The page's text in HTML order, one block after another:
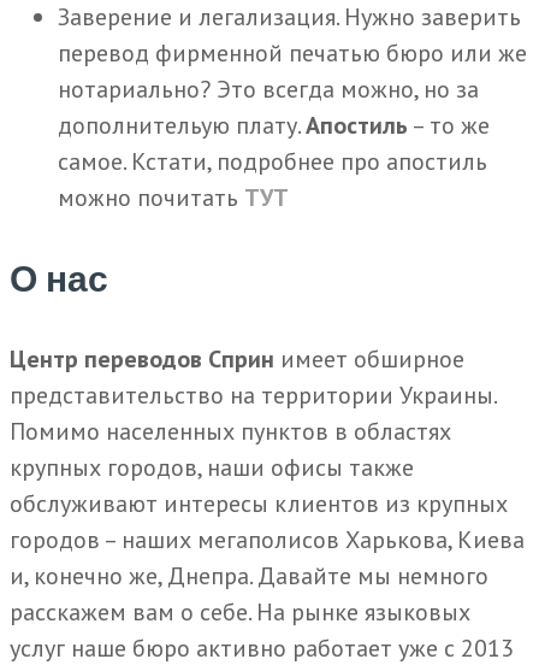
Заверение и легализация. Нужно заверить
перевод фирменной печатью бюро или же
нотариально? Это всегда можно, но за
дополнительую плату.Апостиль – то же
самое. Кстати, подробнее про апостиль
можно почитать ТУТ
О нас
Центр переводов Сприн имеет обширное
представительство на территории Украины.
Помимо населенных пунктов в областях
крупных городов, наши офисы также
обслуживают интересы клиентов из крупных
городов – наших мегаполисов Харькова, Киева
и, конечно же, Днепра. Давайте мы немного
расскажем вам о себе. На рынке языковых
услуг наше бюро активно работает уже с 2013